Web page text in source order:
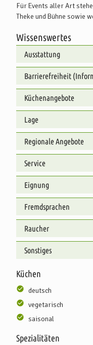
Für Events aller Art
Theke und Bühne sowie
Spezialitäten
Wissenswertes
Ausstattung
Barrierefreiheit
Küchenangebote
Lage
Regionale Angebote
Service
Eignung
Fremdsprachen
Raucher
Sonstiges
Küchen
deutsch
vegetarisch
saisonal